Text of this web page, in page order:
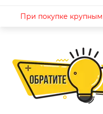
При покупке